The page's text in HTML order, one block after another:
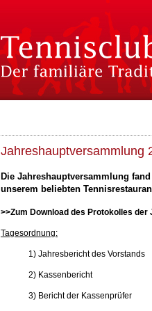
Jahreshauptversammlung
Die Jahreshauptversammlung
unserem beliebten
>>Zum Download des Protokolles
Tagesordnung:
1) Jahresbericht des Vorstands
2) Kassenbericht
3) Bericht der Kassenprüfer